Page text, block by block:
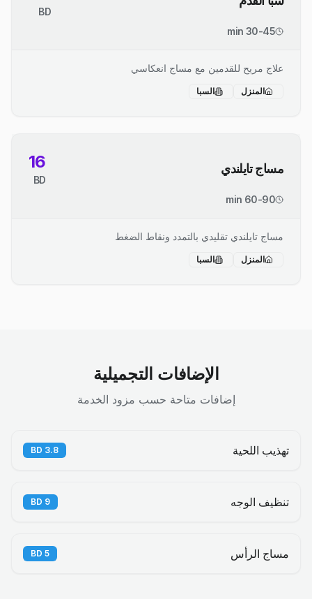
BD
30-45 min
علاج مريح للقدمين مع مساج انعكاسي
المنزل السبا
مساج تايلندي 16
BD
60-90 min
مساج تايلندي تقليدي بالتمدد ونقاط الضغط
المنزل السبا
الإضافات التجميلية
إضافات متاحة حسب مزود الخدمة
تهذيب اللحية 3.8
BD
تنظيف الوجه 9
BD
مساج الرأس 5
BD